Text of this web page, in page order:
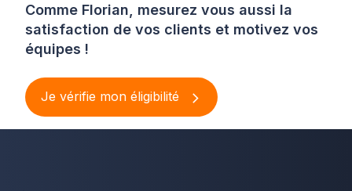
Comme Florian, mesurez vous aussi la
satisfaction de vos clients et motivez vos
équipes !
Je vérifie mon éligibilité